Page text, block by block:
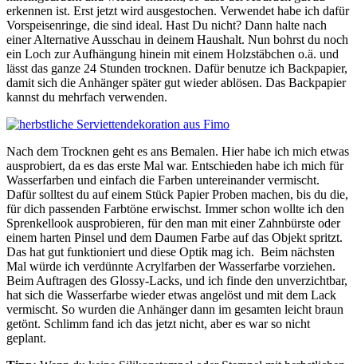
erkennen ist. Erst jetzt wird ausgestochen. Verwendet habe ich dafür
Vorspeisenringe, die sind ideal. Hast Du nicht? Dann halte nach
einer Alternative Ausschau in deinem Haushalt. Nun bohrst du noch
ein Loch zur Aufhängung hinein mit einem Holzstäbchen o.ä. und
lässt das ganze 24 Stunden trocknen. Dafür benutze ich Backpapier,
damit sich die Anhänger später gut wieder ablösen. Das Backpapier
kannst du mehrfach verwenden.
Nach dem Trocknen geht es ans Bemalen. Hier habe ich mich etwas
ausprobiert, da es das erste Mal war. Entschieden habe ich mich für
Wasserfarben und einfach die Farben untereinander vermischt.
Dafür solltest du auf einem Stück Papier Proben machen, bis du die,
für dich passenden Farbtöne erwischst. Immer schon wollte ich den
Sprenkellook ausprobieren, für den man mit einer Zahnbürste oder
einem harten Pinsel und dem Daumen Farbe auf das Objekt spritzt.
Das hat gut funktioniert und diese Optik mag ich. Beim nächsten
Mal würde ich verdünnte Acrylfarben der Wasserfarbe vorziehen.
Beim Auftragen des Glossy-Lacks, und ich finde den unverzichtbar,
hat sich die Wasserfarbe wieder etwas angelöst und mit dem Lack
vermischt. So wurden die Anhänger dann im gesamten leicht braun
getönt. Schlimm fand ich das jetzt nicht, aber es war so nicht
geplant.